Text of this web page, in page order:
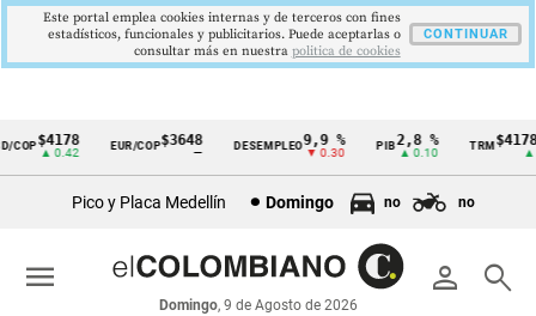
Cintillo
económicos
Colombia
$4178
▲ 0.42
EUR/COP$3648 DESEMPLEO 9,9 %
▼ 0.30
PIB2,8 %
▲ 0.10
TRM
▲
Pico y Placa Medellín Domingo no no
person search
Domingo, 9 de Agosto de 2026
menu
Este portal emplea cookies internas y de terceros con fines
estadísticos, funcionales y publicitarios. Puede aceptarlas o
consultar más en nuestra politica de cookies
CONTINUAR